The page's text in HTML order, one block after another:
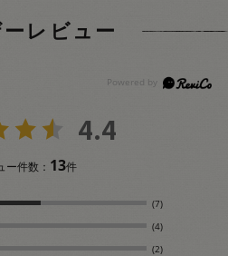
レビュー
4.4
ー件数： 13件
(7)
(4)
(2)